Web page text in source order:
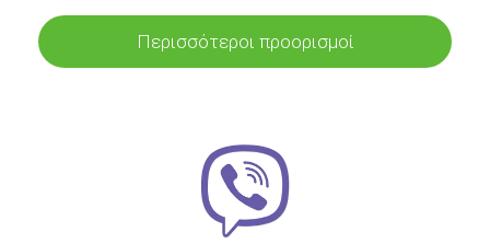
Περισσότεροι προορισμοί